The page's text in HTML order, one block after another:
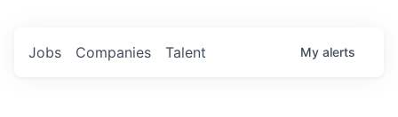
Jobs Companies Talent My alerts